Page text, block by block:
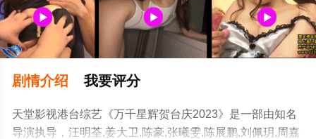
剧情介绍 我要评分
天堂影视港台综艺《万千星辉贺台庆2023》是一部由知名
导演执导，汪明荃,姜大卫,陈豪,张曦雯,陈展鹏,刘佩玥,周嘉